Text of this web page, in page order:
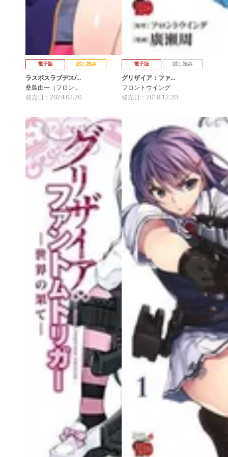
電子版 試し読み
ラスボスラブデス/…
桑島由一（フロン…
発売日：2024.02.20
電子版 試し読み
グリザイア：ファ…
フロントウイング
発売日：2018.12.20